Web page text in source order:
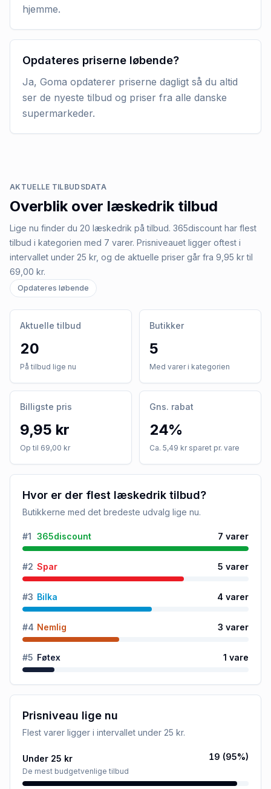
hjemme.
Opdateres priserne løbende?
Ja, Goma opdaterer priserne dagligt så du altid
ser de nyeste tilbud og priser fra alle danske
supermarkeder.
AKTUELLE TILBUDSDATA
Overblik over læskedrik tilbud
Lige nu finder du 20 læskedrik på tilbud. 365discount har flest
tilbud i kategorien med 7 varer. Prisniveauet ligger oftest i
intervallet under 25 kr, og de aktuelle priser går fra 9,95 kr til
69,00 kr.
Opdateres løbende
Aktuelle tilbud
20
På tilbud lige nu
Butikker
5
Med varer i kategorien
Billigste pris
9,95 kr
Op til 69,00 kr
Gns. rabat
24%
Ca. 5,49 kr sparet pr. vare
Hvor er der flest læskedrik tilbud?
Butikkerne med det bredeste udvalg lige nu.
#1 365discount 7 varer
#2 Spar 5 varer
#3 Bilka 4 varer
#4 Nemlig 3 varer
#5 Føtex 1 vare
Prisniveau lige nu
Flest varer ligger i intervallet under 25 kr.
Under 25 kr
De mest budgetvenlige tilbud
19 (95%)